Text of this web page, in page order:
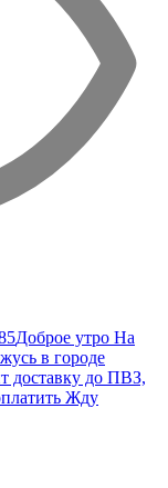
Доброе утро На
в городе
доставку до ПВЗ,
Жду